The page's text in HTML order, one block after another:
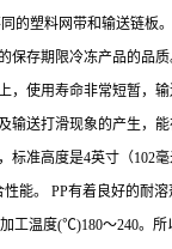
的塑料网带和输送链板
保存期限冷冻产品的品
，使用寿命非常短暂，
输送打滑现象的产生，
标准高度是4英寸（102
能。 PP有着良好的耐
工温度(℃)180～240。